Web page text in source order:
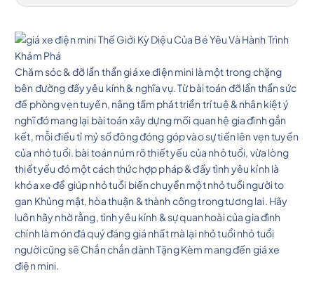
Chăm sóc & đỡ lẩn thẩn giá xe điện mini là một trong chặng
bên đường đầy yêu kính & nghĩa vụ. Từ bài toán đỡ lẩn thẩn sức
đề phòng vẹn tuyền, nâng tầm phát triển trí tuệ & nhân kiệt ý
nghĩ đó mang lại bài toán xây dựng mối quan hệ gia đình gắn
kết, mỗi điều tỉ mỷ số đông đóng góp vào sự tiến lên vẹn tuyền
của nhỏ tuổi. bài toán núm rõ thiết yếu của nhỏ tuổi, vừa lòng
thiết yếu đó một cách thức hợp pháp & đầy tình yêu kính là
khóa xe để giúp nhỏ tuổi biến chuyển một nhỏ tuổi người to
gan Khủng mật, hòa thuận & thành công trong tương lai. Hãy
luôn hãy nhờ rằng, tình yêu kính & sự quan hoài của gia đình
chính là món đá quý đáng giá nhất mà lại nhỏ tuổi nhỏ tuổi
người cũng sẽ Chắn chắn dành Tặng Kèm mang đến giá xe
điện mini.